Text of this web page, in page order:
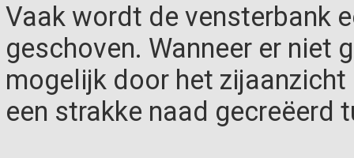
Vaak wordt de vensterbank
geschoven. Wanneer er niet
mogelijk door het
een strakke naad gecreëerd